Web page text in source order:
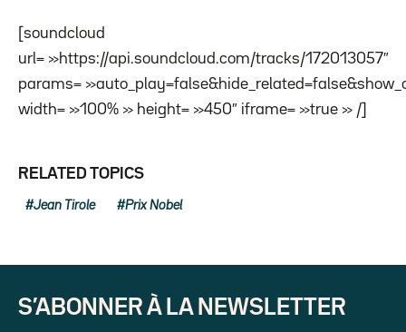
[soundcloud
url= »https://api.soundcloud.com/tracks/172013057″
params=
width= »100% » height= »450″ iframe= »true » /]
RELATED TOPICS
Jean Tirole Prix Nobel
S’ABONNER À LA NEWSLETTER